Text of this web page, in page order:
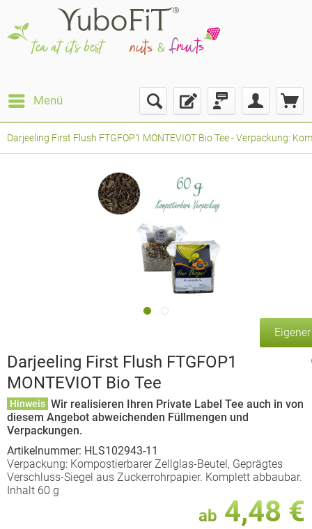
Menü
Darjeeling First Flush FTGFOP1 MONTEVIOT Bio Tee - Verpackung:
Darjeeling First Flush FTGFOP1
MONTEVIOT Bio Tee
Hinweis Wir realisieren Ihren Private Label Tee auch in von
diesem Angebot abweichenden Füllmengen und
Verpackungen.
Artikelnummer: HLS102943-11
Verpackung: Kompostierbarer Zellglas-Beutel, Geprägtes
Verschluss-Siegel aus Zuckerrohrpapier. Komplett abbaubar.
Inhalt 60 g
ab 4,48 €